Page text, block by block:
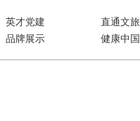
英才党建 直通文旅
品牌展示 健康中国